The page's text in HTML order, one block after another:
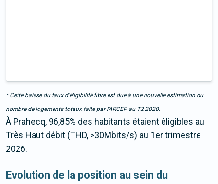
* Cette baisse du taux d’éligibilité fibre est due à une nouvelle estimation du
nombre de logements totaux faite par l’ARCEP au T2 2020.
À Prahecq, 96,85% des habitants étaient éligibles au
Très Haut débit (THD, >30Mbits/s) au 1er trimestre
2026.
Evolution de la position au sein du